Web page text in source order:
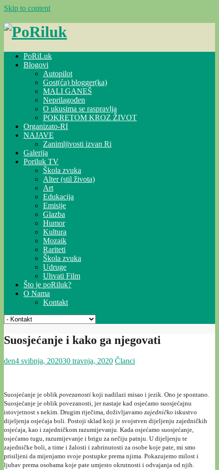
Skip to content
PoRiLuk
Blogovi
Autopilot
Gost(ća) blogger(ka)
MALI GANEŠ
Neprilagođen
O ukusima se raspravlja
POKRETOM KROZ ŽIVOT
Organizato-RI
NAJAVE
Zanimljivosti izvan Ri
Galerija
Poriluk TV
Škola zvuka
Alter (stil života)
Art
Edukacija
Emisije
Glazba
Humor
Kultura
Mozaik
Rariteti
Škola zvuka
Udruge
Uhvati Film
Što je poRiluk?
O Nama
Kontakt
Suosjećanje i kako ga njegovati
den4 svibnja, 202030 travnja, 2020 Članci
Suosjećanje je oblik povezanosti koji nadilazi misao i jezik. Ono je spontano.
Suosjećanje je oblik povezanosti, jer nastaje kad osjećamo suosjećajnu
istovjetnost s nekim. Drugim riječima, doživljavamo zajedničko iskustvo
dijeljenja osjećaja boli. Postoji sklad koji je svojstven dijeljenju zajedničkih
osjećaja, kao i zajedničkom razumijevanju. Kada osjećamo suosjećanje,
osjećamo tugu, razumijevanje i brigu za nečiju patnju. U dijeljenju te
zajedničke boli, a time i žalosti i zabrinutosti za osobe koje pate, mi smo
prisiljeni da mijenjamo svoje postupke prema njima. Pokazujemo milost i
ljubav prema osobama koje pate umjesto okrutnosti i odvajanja od njih.